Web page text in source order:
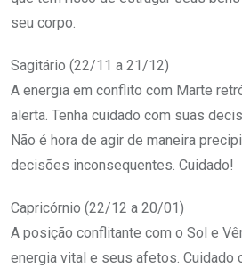
seu corpo.
Sagitário (22/11 a 21/12)
A energia em conflito com Marte
alerta. Tenha cuidado com suas
Não é hora de agir de maneira
decisões inconsequentes. Cuidado!
Capricórnio (22/12 a 20/01)
A posição conflitante com o Sol e
energia vital e seus afetos. Cuidado